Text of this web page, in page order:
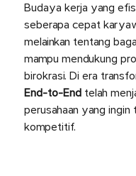
Budaya kerja yang
seberapa cepat
melainkan tentang
mampu mendukung
birokrasi. Di era
End-to-End telah
perusahaan yang ingin
kompetitif.